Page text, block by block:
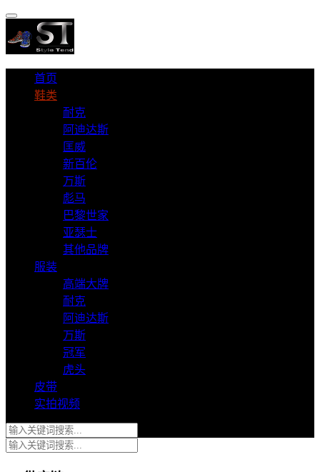
首页
鞋类
耐克
阿迪达斯
匡威
新百伦
万斯
彪马
巴黎世家
亚瑟士
其他品牌
服装
高端大牌
耐克
阿迪达斯
万斯
冠军
虎头
皮带
实拍视频